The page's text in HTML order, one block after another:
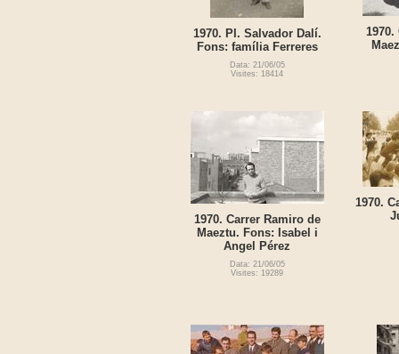
1970. Pl. Salvador Dalí.
Fons: família Ferreres
Data: 21/06/05
Visites: 18414
1970. Carrer Ramiro de
Maeztu. Fons: Isabel i
Angel Pérez
Data: 21/06/05
Visites: 19289
1970.